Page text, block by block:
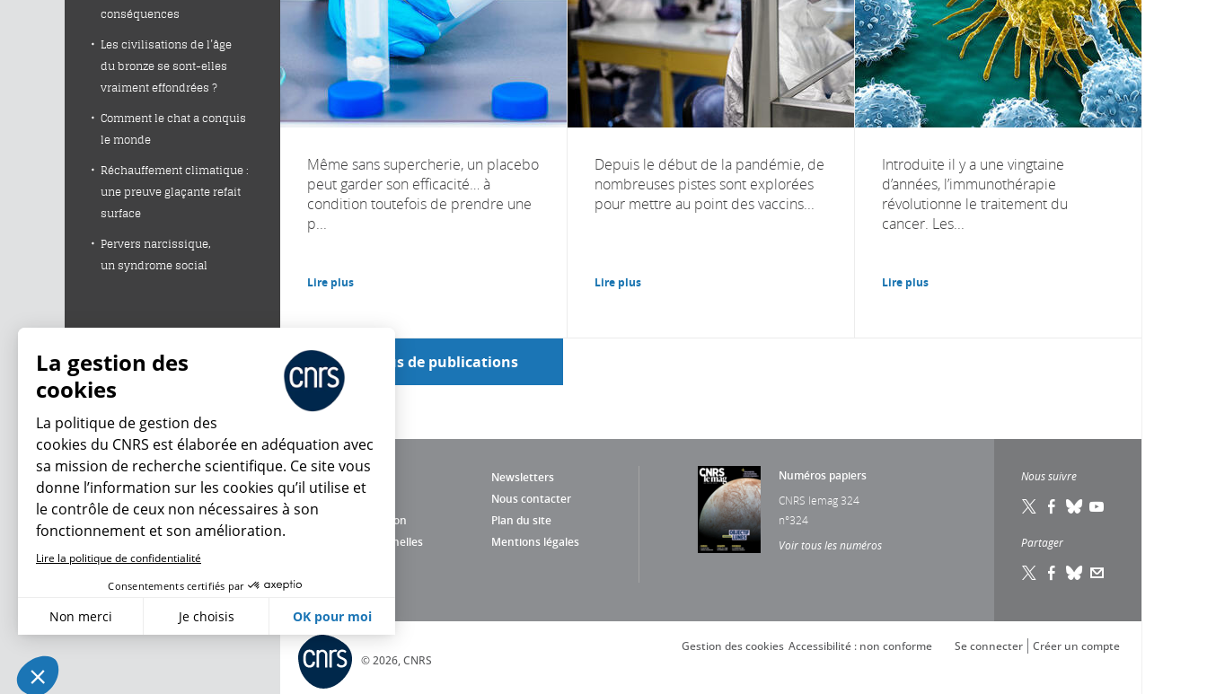
Même sans supercherie, un placebo
peut garder son efficacité… à
condition toutefois de prendre une
p...
Lire plus
Depuis le début de la pandémie, de
nombreuses pistes sont explorées
pour mettre au point des vaccins...
Lire plus
Introduite il y a une vingtaine
d’années, l’immunothérapie
révolutionne le traitement du
cancer. Les...
Lire plus
Voir plus de publications
Newsletters
Nous contacter
Charte d'utilisation
Plan du site
Données personnelles
Mentions légales
Numéros papiers
CNRS lemag 324
n°324
Voir tous les numéros
Nous suivre
Partager
© 2026, CNRS
Créer un compte
Se connecter
Accessibilité : non conforme
Gestion des cookies
conséquences
Les civilisations de l’âge
du bronze se sont-elles
vraiment effondrées ?
Comment le chat a conquis
le monde
Réchauffement climatique :
une preuve glaçante refait
surface
Pervers narcissique,
un syndrome social
La gestion des
cookies
La politique de gestion des
cookies du CNRS est élaborée en adéquation avec
sa mission de recherche scientifique. Ce site vous
donne l’information sur les cookies qu’il utilise et
le contrôle de ceux non nécessaires à son
fonctionnement et son amélioration.
Lire la politique de confidentialité
Consentements certifiés par
Non merci Je choisis OK pour moi
Plateforme de Gestion du Consentement : Personnalisez vos Options
Notre plateforme vous permet d'adapter et de gérer vos paramètres de confidentialité, en garantissant la conformité avec les réglementations. Personnalisez vos préférences pour